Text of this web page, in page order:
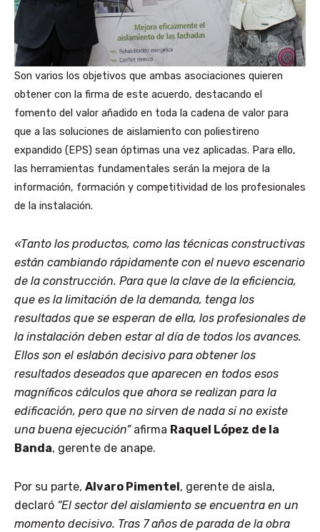
Son varios los objetivos que ambas asociaciones quieren
obtener con la firma de este acuerdo, destacando el
fomento del valor añadido en toda la cadena de valor para
que a las soluciones de aislamiento con poliestireno
expandido (EPS) sean óptimas una vez aplicadas. Para ello,
las herramientas fundamentales serán la mejora de la
información, formación y competitividad de los profesionales
de la instalación.
«Tanto los productos, como las técnicas constructivas
están cambiando rápidamente con el nuevo escenario
de la construcción. Para que la clave de la eficiencia,
que es la limitación de la demanda, tenga los
resultados que se esperan de ella, los profesionales de
la instalación deben estar al día de todos los avances.
Ellos son el eslabón decisivo para obtener los
resultados deseados que aparecen en todos esos
magníficos cálculos que ahora se realizan para la
edificación, pero que no sirven de nada si no existe
una buena ejecución”afirma Raquel López de la
Banda, gerente de anape.
Por su parte, Alvaro Pimentel , gerente de aisla,
declaró “El sector del aislamiento se encuentra en un
momento decisivo. Tras 7 años de parada de la obra